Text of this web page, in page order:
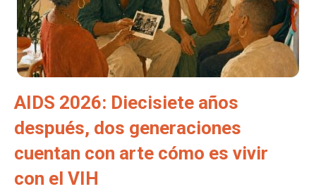
AIDS 2026: Diecisiete años
después, dos generaciones
cuentan con arte cómo es vivir
con el VIH